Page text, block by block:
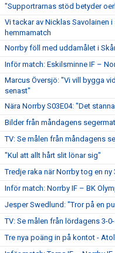
"Supportrarnas stöd betyder
Vi tackar av Nicklas Savolainen
hemmamatch
Norrby föll med uddamålet i
Inför match: Eskilsminne IF –
Marcus Översjö: "Vi vill bygga
senast"
Nära Norrby S03E04: "Det
Bilder från måndagens
TV: Se målen från måndagens
"Kul att allt hårt slit lönar sig"
Tredje raka när Norrby tog en ny
Inför match: Norrby IF – BK
Jesper Swedlund: "Tror på en
TV: Se målen från lördagens 3-
Tre nya poäng in på kontot -